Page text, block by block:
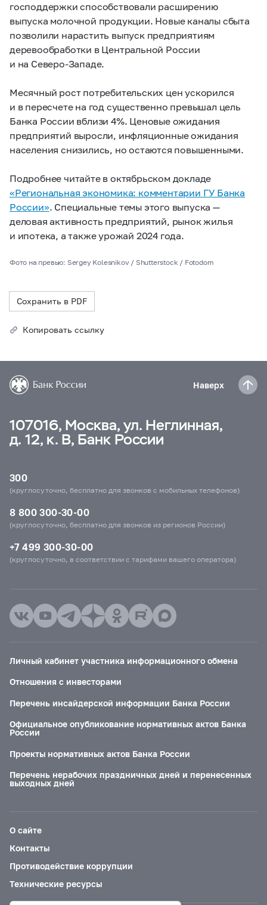
господдержки способствовали расширению
выпуска молочной продукции. Новые каналы сбыта
позволили нарастить выпуск предприятиям
деревообработки в Центральной России
и на Северо-Западе.
Месячный рост потребительских цен ускорился
и в пересчете на год существенно превышал цель
Банка России вблизи 4%. Ценовые ожидания
предприятий выросли, инфляционные ожидания
населения снизились, но остаются повышенными.
Подробнее читайте в октябрьском докладе
«Региональная экономика: комментарии ГУ Банка
России». Специальные темы этого выпуска —
деловая активность предприятий, рынок жилья
и ипотека, а также урожай 2024 года.
Фото на превью: Sergey Kolesnikov / Shutterstock / Fotodom
Сохранить в PDF
Копировать ссылку
Наверх
107016, Москва, ул. Неглинная,
д. 12, к. В, Банк России
300
(круглосуточно, бесплатно для звонков с мобильных телефонов)
8 800 300-30-00
(круглосуточно, бесплатно для звонков из регионов России)
+7 499 300-30-00
(круглосуточно, в соответствии с тарифами вашего оператора)
Личный кабинет участника информационного обмена
Отношения с инвесторами
Перечень инсайдерской информации Банка России
Официальное опубликование нормативных актов Банка
России
Проекты нормативных актов Банка России
Перечень нерабочих праздничных дней и перенесенных
выходных дней
О сайте
Контакты
Противодействие коррупции
Технические ресурсы